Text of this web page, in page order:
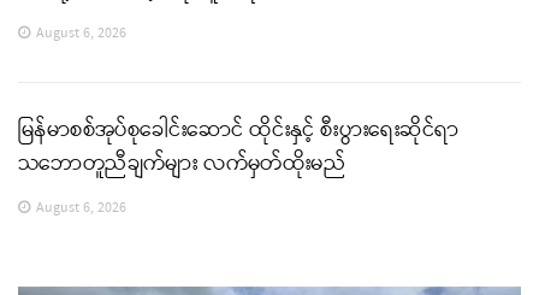
August 6, 2026
မြန်မာစစ်အုပ်စုခေါင်းဆောင် ထိုင်းနှင့် စီးပွားရေးဆိုင်ရာ
သဘောတူညီချက်များ လက်မှတ်ထိုးမည်
August 6, 2026